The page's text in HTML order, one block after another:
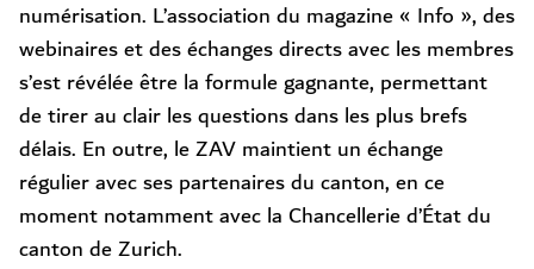
numérisation. L’association du magazine « Info », des
webinaires et des échanges directs avec les membres
s’est révélée être la formule gagnante, permettant
de tirer au clair les questions dans les plus brefs
délais. En outre, le ZAV maintient un échange
régulier avec ses partenaires du canton, en ce
moment notamment avec la Chancellerie d’État du
canton de Zurich.